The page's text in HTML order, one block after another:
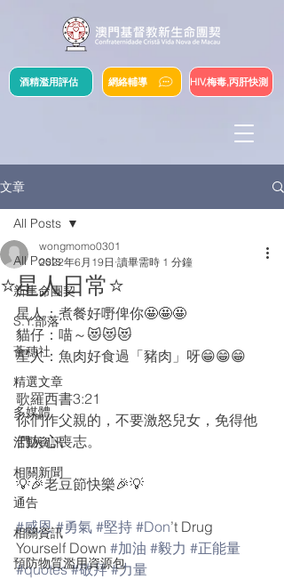
網絡輔導
酒精濫用評估 HIV,梅毒,丙肝快測
文章
All Posts
新生命團契
S.Y.部落
薈穗社
精選文章
多媒體
活動資訊
相關新聞
通告
相關資訊
預防物質濫用資源包
All Posts
⭐️星人日常⭐️
wongmomo0301
2022年6月19日 讀畢需時 1 分鐘
星人：煮餐好嘢俾你🤩🤩🤩
貓仔：喵～😻😻😻
星人：魚肉好食過「豬肉」呀😁😁😁
歌羅西書3:21
你們作父親的，不要激怒兒女，免得他
們灰心喪志。
💡🎉老豆節快樂🎉💡
#感恩 #勇氣 #堅持 #Don’t Drug
Yourself Down #加油 #毅力 #正能量
#quotes #敬拜 #力量